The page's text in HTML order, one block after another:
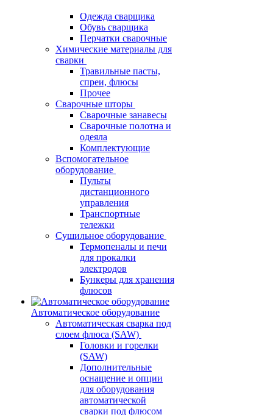
Одежда сварщика
Обувь сварщика
Перчатки сварочные
Химические материалы для
сварки
Травильные пасты,
спреи, флюсы
Прочее
Сварочные шторы
Сварочные занавесы
Сварочные полотна и
одеяла
Комплектующие
Вспомогательное
оборудование
Пульты
дистанционного
управления
Транспортные
тележки
Сушильное оборудование
Термопеналы и печи
для прокалки
электродов
Бункеры для хранения
флюсов
Автоматическое оборудование
Автоматическая сварка под
слоем флюса (SAW)
Головки и горелки
(SAW)
Дополнительные
оснащение и опции
для оборудования
автоматической
сварки под флюсом